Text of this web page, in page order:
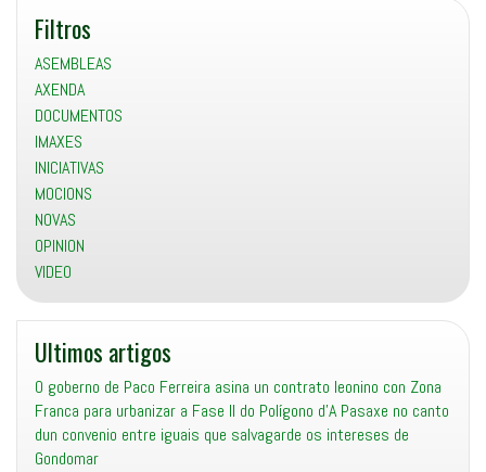
Filtros
ASEMBLEAS
AXENDA
DOCUMENTOS
IMAXES
INICIATIVAS
MOCIONS
NOVAS
OPINION
VIDEO
Ultimos artigos
O goberno de Paco Ferreira asina un contrato leonino con Zona
Franca para urbanizar a Fase II do Polígono d’A Pasaxe no canto
dun convenio entre iguais que salvagarde os intereses de
Gondomar